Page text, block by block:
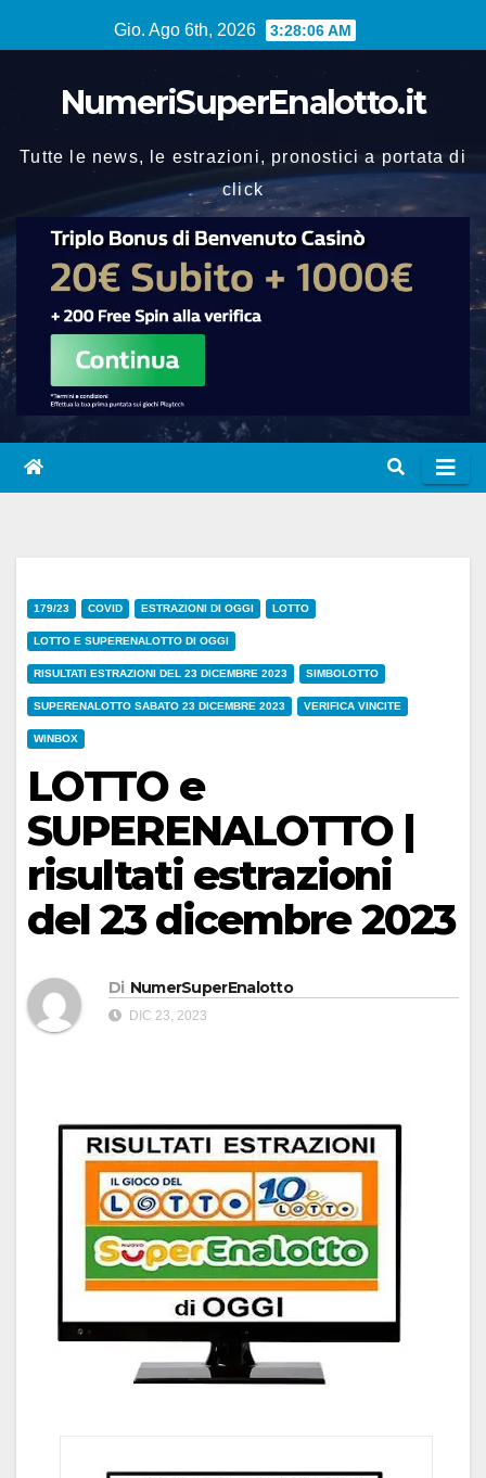
al
Gio. Ago 6th, 2026 3:28:07 AM
NumeriSuperEnalotto.it
Tutte le news, le estrazioni, pronostici a portata di
click
179/23 COVID ESTRAZIONI DI OGGI LOTTO
LOTTO E SUPERENALOTTO DI OGGI
RISULTATI ESTRAZIONI DEL 23 DICEMBRE 2023 SIMBOLOTTO
SUPERENALOTTO SABATO 23 DICEMBRE 2023 VERIFICA VINCITE
WINBOX
LOTTO e
SUPERENALOTTO |
risultati estrazioni
del 23 dicembre 2023
Di NumerSuperEnalotto
DIC 23, 2023